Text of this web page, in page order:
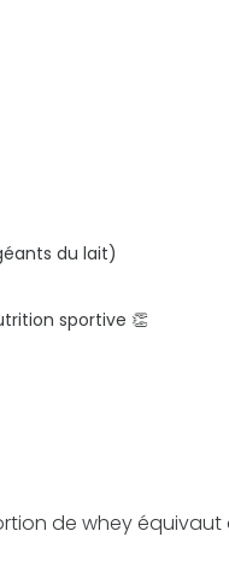
du lait)
sportive 👏
de whey équivaut